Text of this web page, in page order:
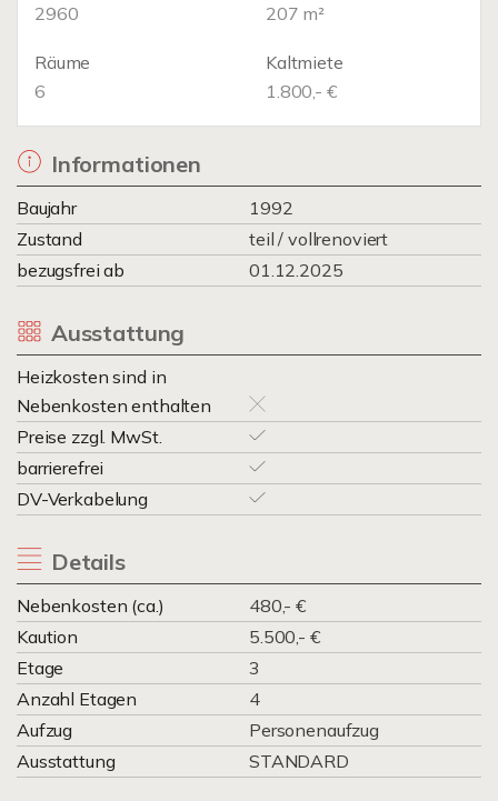
2960
207 m²
Räume
6
Kaltmiete
1.800,- €
Informationen
Baujahr
1992
Zustand
teil / vollrenoviert
bezugsfrei ab
01.12.2025
Ausstattung
Heizkosten sind in
Nebenkosten enthalten
Preise zzgl. MwSt.
barrierefrei
DV-Verkabelung
Details
Nebenkosten (ca.)
480,- €
Kaution
5.500,- €
Etage
3
Anzahl Etagen
4
Aufzug
Personenaufzug
Ausstattung
STANDARD